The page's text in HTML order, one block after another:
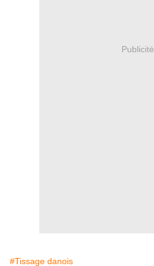
Publicité
#Tissage danois